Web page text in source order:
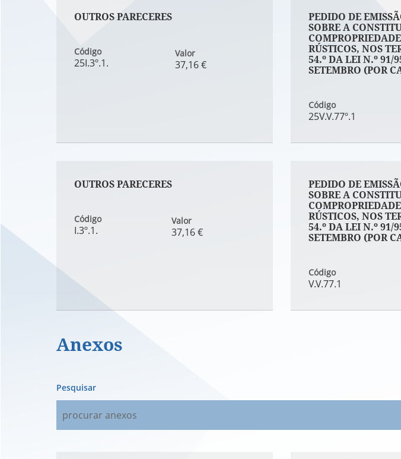
Código
25I.3º.1.
OUTROS PARECERES
Valor
37,16 €
Código
25V.V.77º.1
PEDIDO DE
SOBRE A
RÚSTICOS, NOS
54.º DA LEI N.º 91/
SETEMBRO (POR
Código
I.3º.1.
OUTROS PARECERES
Valor
37,16 €
Código
V.V.77.1
PEDIDO DE
SOBRE A
RÚSTICOS, NOS
54.º DA LEI N.º 91/
SETEMBRO (POR
Anexos
Pesquisar